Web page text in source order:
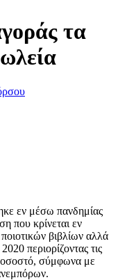
τα
εν μέσω πανδημίας
που κρίνεται εν
ποιοτικών βιβλίων αλλά
περιορίζοντας τις
σύμφωνα με